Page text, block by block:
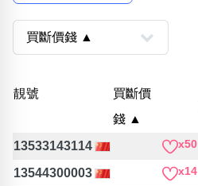
幸運號分類
包含數字
生日分類
靚號
買斷價
錢 ▲
13533143114 x50
13544300003 x14